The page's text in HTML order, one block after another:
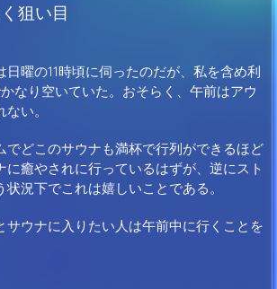
狙い目
曜の11時頃に伺ったのだが、私を含め利
なり空いていた。おそらく、午前はアウ
い。
でどこのサウナも満杯で行列ができるほど
に癒やされに行っているはずが、逆にスト
況下でこれは嬉しいことである。
サウナに入りたい人は午前中に行くことを